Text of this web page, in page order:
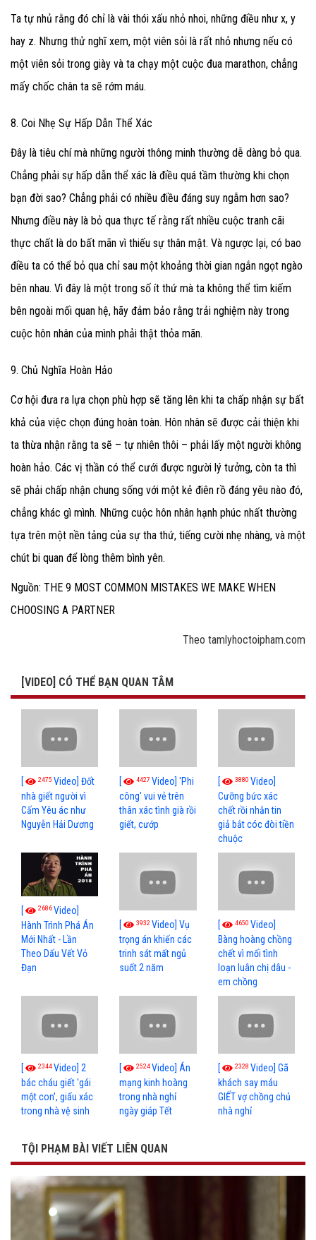
Ta tự nhủ rằng đó chỉ là vài thói xấu nhỏ nhoi, những điều như x, y
hay z. Nhưng thử nghĩ xem, một viên sỏi là rất nhỏ nhưng nếu có
một viên sỏi trong giày và ta chạy một cuộc đua marathon, chẳng
mấy chốc chân ta sẽ rớm máu.
8. Coi Nhẹ Sự Hấp Dẫn Thể Xác
Đây là tiêu chí mà những người thông minh thường dễ dàng bỏ qua.
Chẳng phải sự hấp dẫn thể xác là điều quá tầm thường khi chọn
bạn đời sao? Chẳng phải có nhiều điều đáng suy ngẫm hơn sao?
Nhưng điều này là bỏ qua thực tế rằng rất nhiều cuộc tranh cãi
thực chất là do bất mãn vì thiếu sự thân mật. Và ngược lại, có bao
điều ta có thể bỏ qua chỉ sau một khoảng thời gian ngắn ngọt ngào
bên nhau. Vì đây là một trong số ít thứ mà ta không thể tìm kiếm
bên ngoài mối quan hệ, hãy đảm bảo rằng trải nghiệm này trong
cuộc hôn nhân của mình phải thật thỏa mãn.
9. Chủ Nghĩa Hoàn Hảo
Cơ hội đưa ra lựa chọn phù hợp sẽ tăng lên khi ta chấp nhận sự bất
khả của việc chọn đúng hoàn toàn. Hôn nhân sẽ được cải thiện khi
ta thừa nhận rằng ta sẽ – tự nhiên thôi – phải lấy một người không
hoàn hảo. Các vị thần có thể cưới được người lý tưởng, còn ta thì
sẽ phải chấp nhận chung sống với một kẻ điên rồ đáng yêu nào đó,
chẳng khác gì mình. Những cuộc hôn nhân hạnh phúc nhất thường
tựa trên một nền tảng của sự tha thứ, tiếng cười nhẹ nhàng, và một
chút bi quan để lòng thêm bình yên.
Nguồn: THE 9 MOST COMMON MISTAKES WE MAKE WHEN
CHOOSING A PARTNER
Theo tamlyhoctoipham.com
[VIDEO] CÓ THỂ BẠN QUAN TÂM
[ 2475 Video] Đốt
nhà giết người vì
Cấm Yêu ác như
Nguyễn Hải Dương
[ 4427Video] 'Phi
công' vui vẻ trên
thân xác tình già rồi
giết, cướp
[ 3880 Video]
Cưỡng bức xác
chết rồi nhắn tin
giả bắt cóc đòi tiền
chuộc
[ 2686Video]
Hành Trình Phá Án
Mới Nhất - Lần
Theo Dấu Vết Vỏ
Đạn
[ 3932Video] Vụ
trọng án khiến các
trinh sát mất ngủ
suốt 2 năm
[ 4650 Video]
Bàng hoàng chồng
chết vì mối tình
loạn luân chị dâu -
em chồng
[ 2344Video] 2
bác cháu giết 'gái
một con', giấu xác
trong nhà vệ sinh
[ 2524Video] Án
mạng kinh hoàng
trong nhà nghỉ
ngày giáp Tết
[ 2328 Video] Gã
khách say máu
GIẾT vợ chồng chủ
nhà nghỉ
TỘI PHẠM BÀI VIẾT LIÊN QUAN